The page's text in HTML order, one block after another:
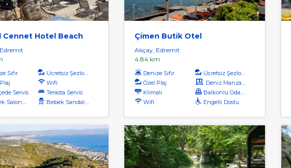
Cennet Hotel Beach
Sıfır
Ücretsiz Şezlong
Wifi
Servis
Terasta Servis
Servis
Bebek Sandalyesi
Çimen Butik Otel
Akçay, Edremit
4.84 km
Denize Sıfır
Ücretsiz Şezlong
Özel Plaj
Deniz Manzaralı
Klimalı
Balkonlu Odalar
Wifi
Engelli Dostu